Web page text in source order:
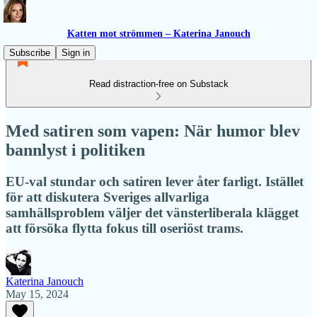
Katten mot strömmen – Katerina Janouch
Subscribe
Sign in
Read distraction-free on Substack
Med satiren som vapen: När humor blev
bannlyst i politiken
EU-val stundar och satiren lever åter farligt. Istället
för att diskutera Sveriges allvarliga
samhällsproblem väljer det vänsterliberala klägget
att försöka flytta fokus till oseriöst trams.
Katerina Janouch
May 15, 2024